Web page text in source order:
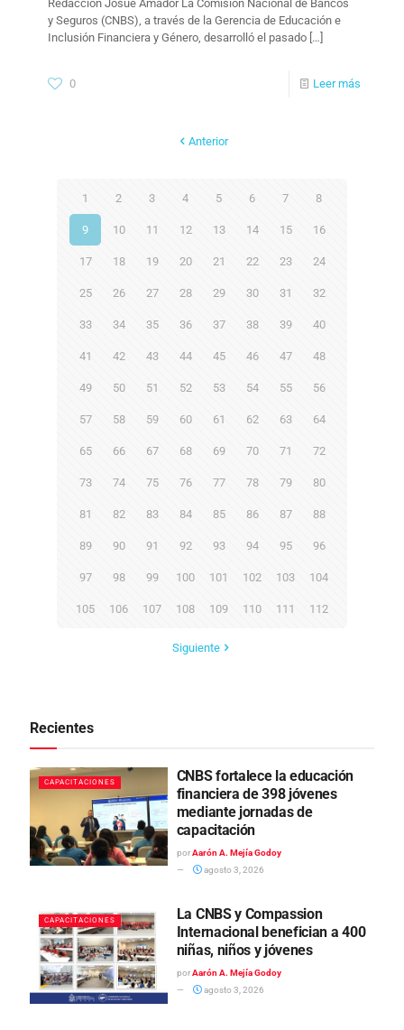
Redacción Josué Amador La Comisión Nacional de Bancos
y Seguros (CNBS), a través de la Gerencia de Educación e
Inclusión Financiera y Género, desarrolló el pasado […]
0 Leer más
Anterior
1 2 3 4 5 6 7 8
9 10 11 12 13 14 15 16
17 18 19 20 21 22 23 24
25 26 27 28 29 30 31 32
33 34 35 36 37 38 39 40
41 42 43 44 45 46 47 48
49 50 51 52 53 54 55 56
57 58 59 60 61 62 63 64
65 66 67 68 69 70 71 72
73 74 75 76 77 78 79 80
81 82 83 84 85 86 87 88
89 90 91 92 93 94 95 96
97 98 99 100 101 102 103 104
105 106 107 108 109 110 111 112
Siguiente
Recientes
CAPACITACIONES
CNBS fortalece la educación
financiera de 398 jóvenes
mediante jornadas de
capacitación
por Aarón A. Mejía Godoy
agosto 3, 2026
CAPACITACIONES
La CNBS y Compassion
Internacional benefician a 400
niñas, niños y jóvenes
por Aarón A. Mejía Godoy
agosto 3, 2026